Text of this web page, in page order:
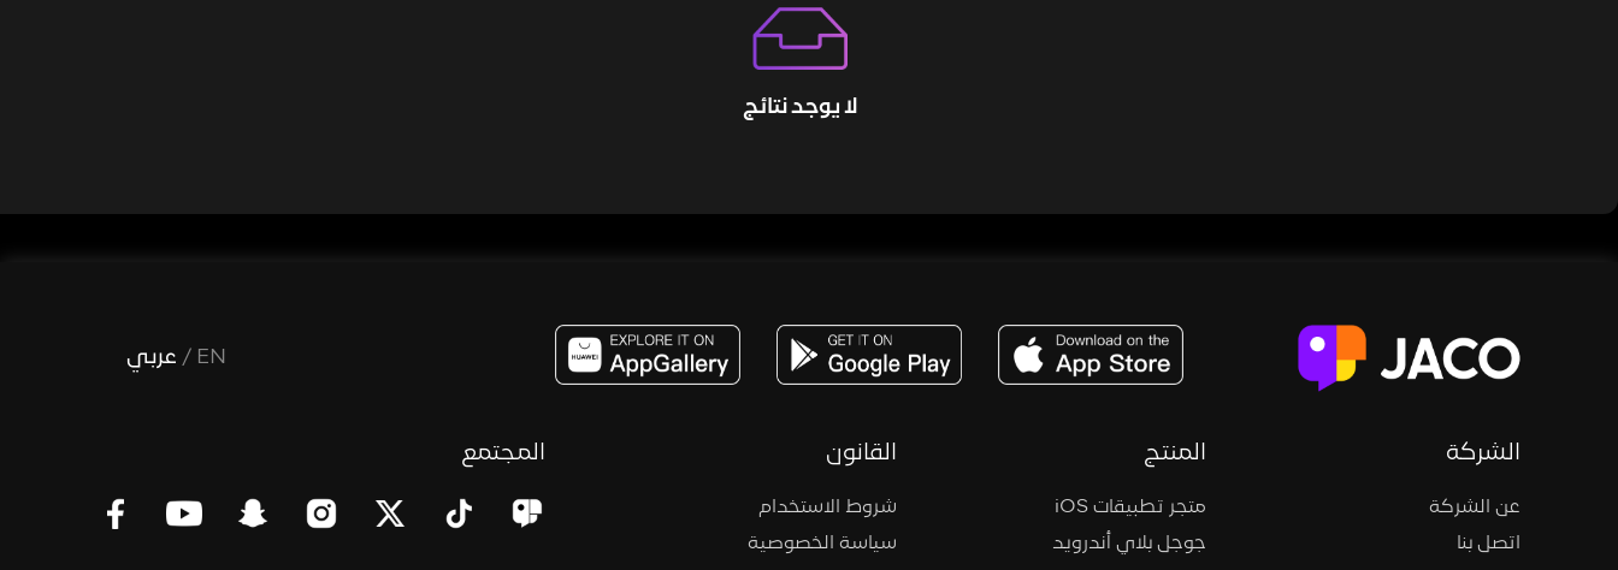
لا يوجد نتائج
EN
/ عربي
الشركة
عن الشركة
اتصل بنا
المنتج
متجر تطبيقات iOS
جوجل بلاي أندرويد
القانون
شروط الاستخدام
سياسة الخصوصية
المجتمع